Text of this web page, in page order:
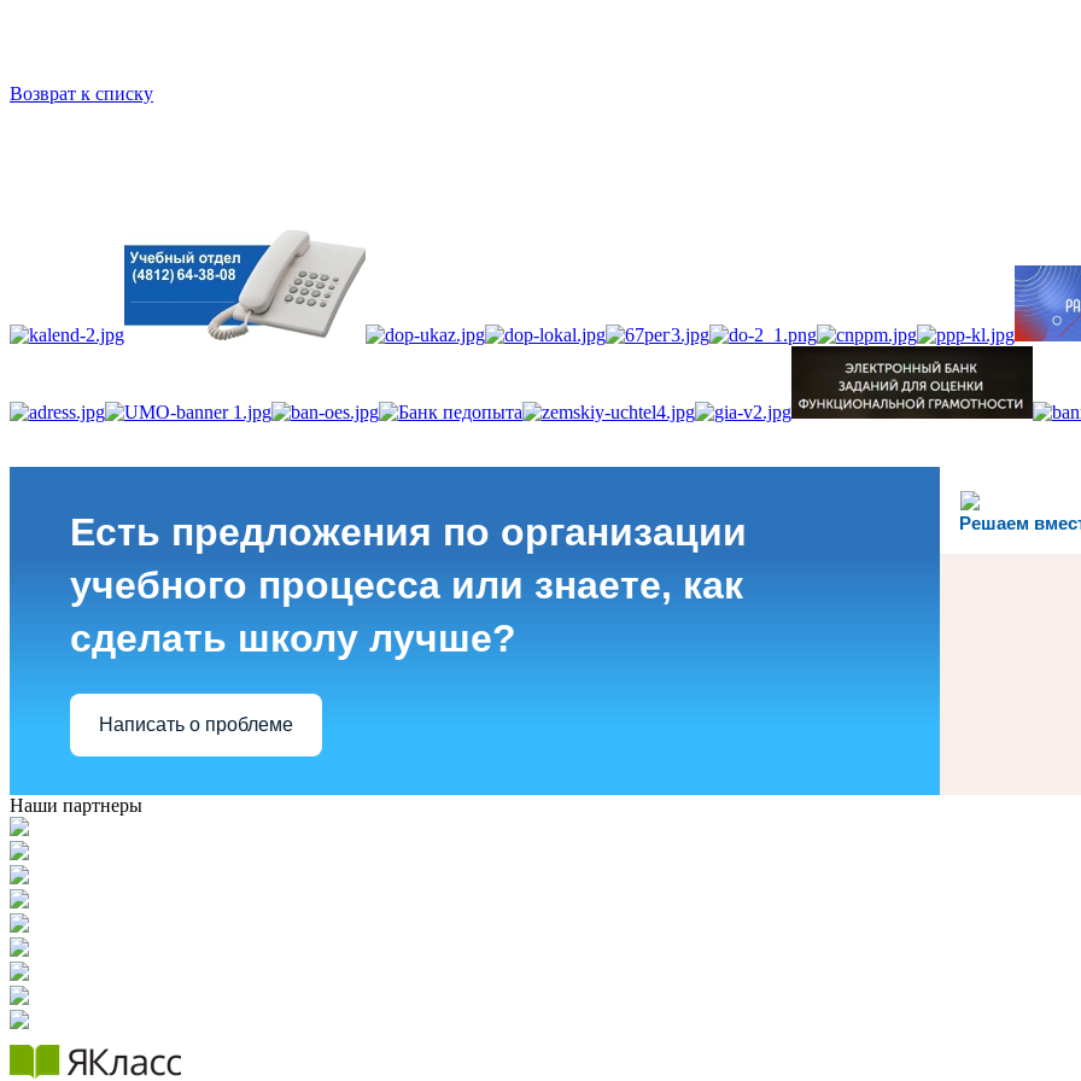
Возврат к списку
Решаем
Есть предложения по организации
учебного процесса или знаете, как
сделать школу лучше?
Написать о проблеме
Наши партнеры